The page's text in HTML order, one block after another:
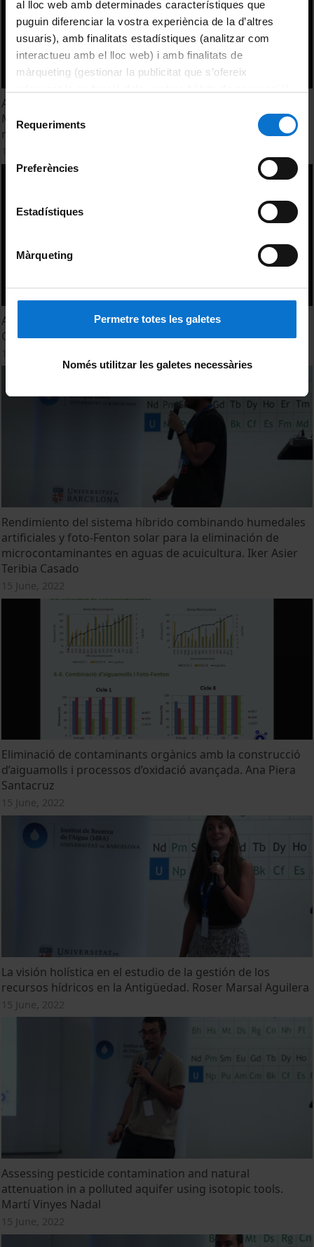
al lloc web amb determinades característiques que
puguin diferenciar la vostra experiència de la d’altres
usuaris), amb finalitats estadístiques (analitzar com
interactueu amb el lloc web) i amb finalitats de
màrqueting (gestionar la publicitat que s’ofereix
consultar laPolítica de galetes del lloc web de la
Requeriments
Preferències
Estadístiques
Màrqueting
Permetre totes les galetes
Només utilitzar les galetes necessàries
Anàlisi de la precipitació d’estiu amb dades de Radar
Meteorològic entre dues zones contigües de secà i de
regadiu. Francesc Polls i Agell
Assessment of GPM- IMERG precipitation products over
Catalonia. Eric Peinó Calero
Rendimiento del sistema híbrido combinando humedales
artificiales y foto-Fenton solar para la eliminación de
microcontaminantes en aguas de acuicultura. Iker Asier
Teribia Casado
15 June, 2022
Eliminació de contaminants orgànics amb la construcció
d’aiguamolls i processos d’oxidació avançada. Ana Piera
Santacruz
15 June, 2022
La visión holística en el estudio de la gestión de los
recursos hídricos en la Antigüedad. Roser Marsal Aguilera
15 June, 2022
Assessing pesticide contamination and natural
attenuation in a polluted aquifer using isotopic tools.
Martí Vinyes Nadal
15 June, 2022